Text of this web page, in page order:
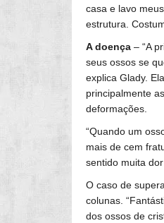
casa e lavo
estrutura.
A doença – “A
seus ossos se
explica Glady.
principalmente
deformações.
“Quando um
mais de cem
sentido muita
O caso de
colunas.
dos ossos de